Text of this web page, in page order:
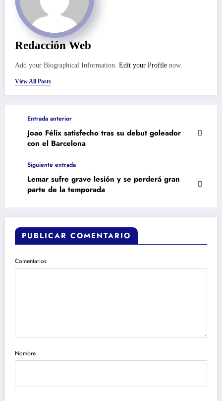
Redacción Web
Add your Biographical Information. Edit your Profile now.
View All Posts
Entrada anterior
Joao Félix satisfecho tras su debut goleador
con el Barcelona
Siguiente entrada
Lemar sufre grave lesión y se perderá gran
parte de la temporada
PUBLICAR COMENTARIO
Comentarios
Nombre